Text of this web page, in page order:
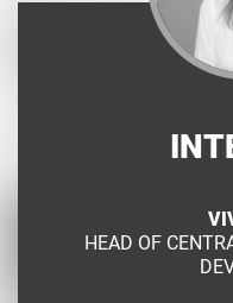
HEAD OF